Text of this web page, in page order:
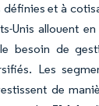
et à
Unis allouent
besoin de
Les
de